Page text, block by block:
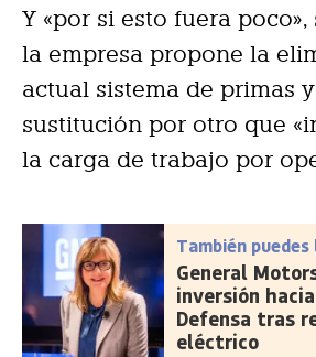
Y «por si esto fuera poco»,
la empresa propone la
actual sistema de primas
sustitución por otro que
la carga de trabajo por
También puedes
General
inversión
Defensa tras
eléctrico